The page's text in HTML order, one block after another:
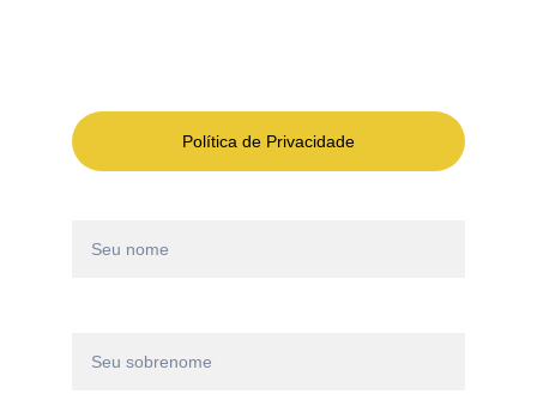
Política de Privacidade